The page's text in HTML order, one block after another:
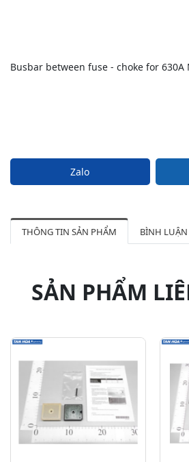
Busbar between fuse - choke for 630A
Zalo
THÔNG TIN SẢN PHẨM BÌNH LUẬN
SẢN PHẨM